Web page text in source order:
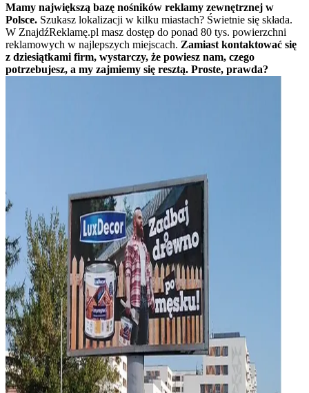
Mamy największą bazę nośników reklamy zewnętrznej w
Polsce. Szukasz lokalizacji w kilku miastach? Świetnie się składa.
W ZnajdźReklamę.pl masz dostęp do ponad 80 tys. powierzchni
reklamowych w najlepszych miejscach. Zamiast kontaktować się
z dziesiątkami firm, wystarczy, że powiesz nam, czego
potrzebujesz, a my zajmiemy się resztą. Proste, prawda?